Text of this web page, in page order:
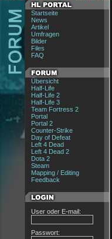
Startseite
News
Artikel
Umfragen
Bilder
Files
FAQ
Übersicht
Half-Life
Half-Life 2
Half-Life 3
Team Fortress 2
Portal
Portal 2
Counter-Strike
Day of Defeat
Left 4 Dead
Left 4 Dead 2
Dota 2
Steam
Mapping / Editing
Feedback
User oder E-mail:
Passwort: